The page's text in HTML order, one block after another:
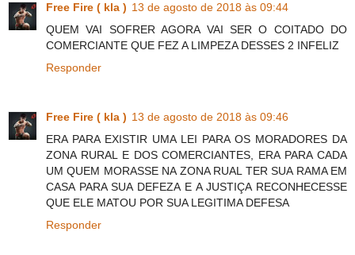
Free Fire ( kla ) 13 de agosto de 2018 às 09:44
QUEM VAI SOFRER AGORA VAI SER O COITADO DO
COMERCIANTE QUE FEZ A LIMPEZA DESSES 2 INFELIZ
Responder
Free Fire ( kla ) 13 de agosto de 2018 às 09:46
ERA PARA EXISTIR UMA LEI PARA OS MORADORES DA
ZONA RURAL E DOS COMERCIANTES, ERA PARA CADA
UM QUEM MORASSE NA ZONA RUAL TER SUA RAMA EM
CASA PARA SUA DEFEZA E A JUSTIÇA RECONHECESSE
QUE ELE MATOU POR SUA LEGITIMA DEFESA
Responder